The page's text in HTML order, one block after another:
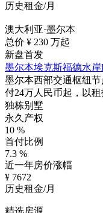
历史租金/月
澳大利亚·墨尔本
总价 ¥ 230 万起
新盘首发
墨尔本埃克斯福德水岸
墨尔本西部交通枢纽
付24万人民币起，以
独栋别墅
永久产权
10 %
首付比例
7.3 %
近一年房价涨幅
¥ 7672
历史租金/月
精选房源